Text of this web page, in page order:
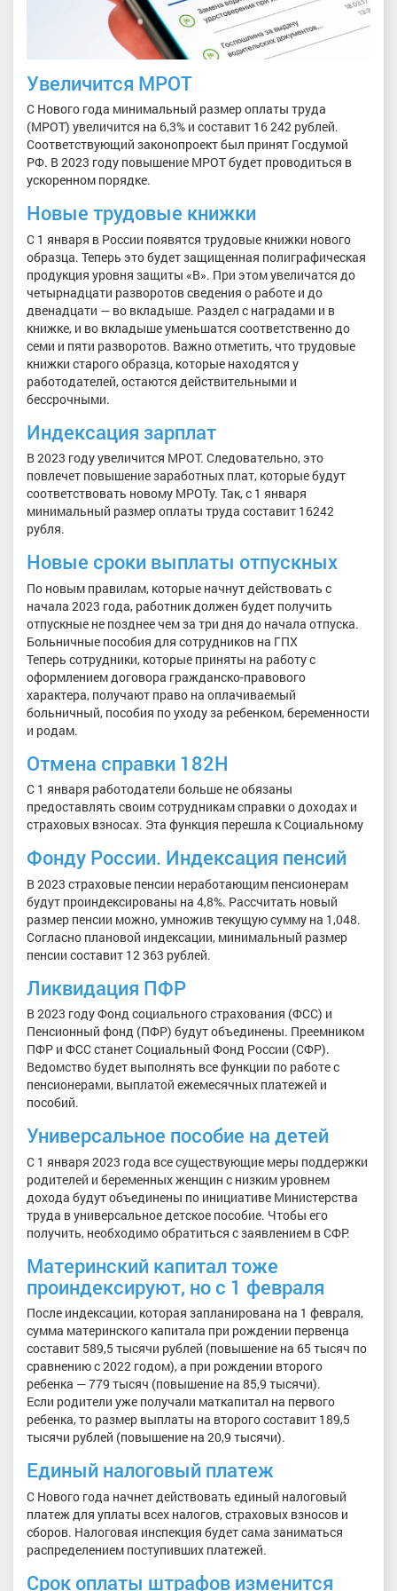
Увеличится МРОТ
С Нового года минимальный размер оплаты труда
(МРОТ) увеличится на 6,3% и составит 16 242 рублей.
Соответствующий законопроект был принят Госдумой
РФ. В 2023 году повышение МРОТ будет проводиться в
ускоренном порядке.
Новые трудовые книжки
С 1 января в России появятся трудовые книжки нового
образца. Теперь это будет защищенная полиграфическая
продукция уровня защиты «В». При этом увеличатся до
четырнадцати разворотов сведения о работе и до
двенадцати — во вкладыше. Раздел с наградами и в
книжке, и во вкладыше уменьшатся соответственно до
семи и пяти разворотов. Важно отметить, что трудовые
книжки старого образца, которые находятся у
работодателей, остаются действительными и
бессрочными.
Индексация зарплат
В 2023 году увеличится МРОТ. Следовательно, это
повлечет повышение заработных плат, которые будут
соответствовать новому МРОТу. Так, с 1 января
минимальный размер оплаты труда составит 16242
рубля.
Новые сроки выплаты отпускных
По новым правилам, которые начнут действовать с
начала 2023 года, работник должен будет получить
отпускные не позднее чем за три дня до начала отпуска.
Больничные пособия для сотрудников на ГПХ
Теперь сотрудники, которые приняты на работу с
оформлением договора гражданско-правового
характера, получают право на оплачиваемый
больничный, пособия по уходу за ребенком, беременности
и родам.
Отмена справки 182Н
С 1 января работодатели больше не обязаны
предоставлять своим сотрудникам справки о доходах и
страховых взносах. Эта функция перешла к Социальному
Фонду России. Индексация пенсий
В 2023 страховые пенсии неработающим пенсионерам
будут проиндексированы на 4,8%. Рассчитать новый
размер пенсии можно, умножив текущую сумму на 1,048.
Согласно плановой индексации, минимальный размер
пенсии составит 12 363 рублей.
Ликвидация ПФР
В 2023 году Фонд социального страхования (ФСС) и
Пенсионный фонд (ПФР) будут объединены. Преемником
ПФР и ФСС станет Социальный Фонд России (СФР).
Ведомство будет выполнять все функции по работе с
пенсионерами, выплатой ежемесячных платежей и
пособий.
Универсальное пособие на детей
С 1 января 2023 года все существующие меры поддержки
родителей и беременных женщин с низким уровнем
дохода будут объединены по инициативе Министерства
труда в универсальное детское пособие. Чтобы его
получить, необходимо обратиться с заявлением в СФР.
Материнский капитал тоже
проиндексируют, но с 1 февраля
После индексации, которая запланирована на 1 февраля,
сумма материнского капитала при рождении первенца
составит 589,5 тысячи рублей (повышение на 65 тысяч по
сравнению с 2022 годом), а при рождении второго
ребенка — 779 тысяч (повышение на 85,9 тысячи).
Если родители уже получали маткапитал на первого
ребенка, то размер выплаты на второго составит 189,5
тысячи рублей (повышение на 20,9 тысячи).
Единый налоговый платеж
С Нового года начнет действовать единый налоговый
платеж для уплаты всех налогов, страховых взносов и
сборов. Налоговая инспекция будет сама заниматься
распределением поступивших платежей.
Срок оплаты штрафов изменится